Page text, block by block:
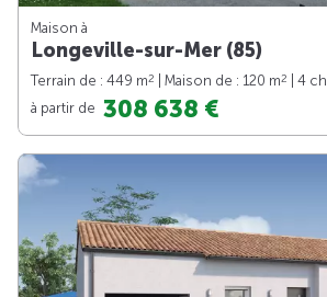
Maison à
Longeville-sur-Mer (85)
Terrain de : 449 m2 | Maison de : 120 m2
| 4 ch.
à partir de 308 638 €